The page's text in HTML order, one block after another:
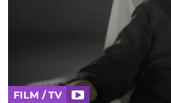
FILM / TV